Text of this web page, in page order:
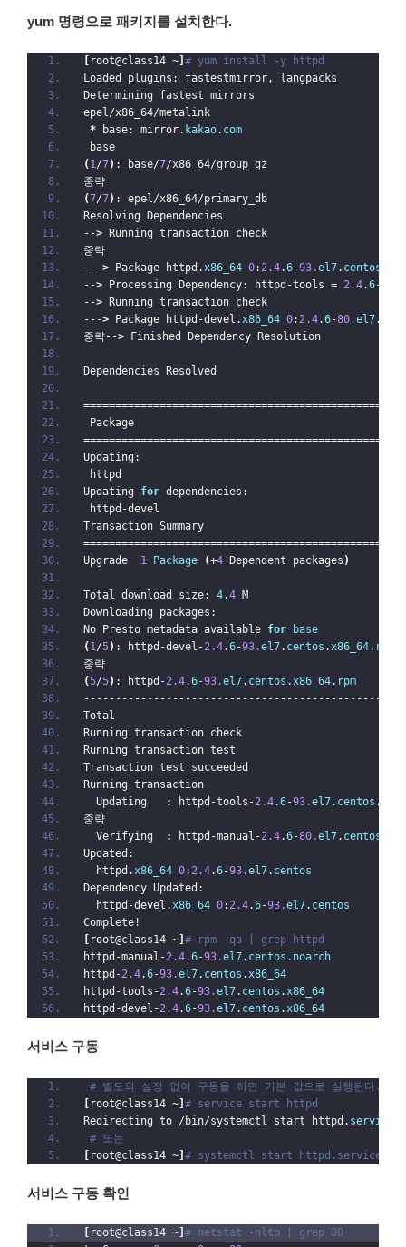
yum 명령으로 패키지를 설치한다.
root@class14 ~ # yum install -y httpd
Loaded plugins: fastestmirror, langpacks
Determining fastest mirrors
epel/
* base: mirror. kakao. com
( 1/7) : base/7/
중략
(7/7) : epel/
Resolving Dependencies
--> Running transaction check
중략
---> Package httpd.x86_64 0: 2.4.6-93.el7. centos
--> Processing Dependency: httpd-tools = 2.4.6-
--> Running transaction check
---> Package httpd-devel.x86_64 0: 2.4.6-80.el7.
중략--> Finished Dependency Resolution
Dependencies Resolved
Package
Updating:
httpd
Updating for dependencies:
httpd-devel
Transaction Summary
Upgrade 1 Package (+4 Dependent packages )
Total download size: 4.4 M
Downloading packages:
No Presto metadata available for
base
( 1/5) : httpd-devel-2.4.6-93.el7. centos .x86_64. rpm
중략
(5/5) : httpd-2.4.6-93.el7. centos .x86_64. rpm
Running transaction check
Running transaction test
Transaction test succeeded
Running transaction
  Updating
: httpd-tools-2.4.6-93.el7. centos .
중략
  Verifying
: httpd-manual-2.4.6-80.el7. centos
Updated:
  httpd.
x86_64 0: 2.4.6-93.el7. centos
Dependency Updated:
  httpd-devel.
x86_64 0: 2.4.6-93.el7. centos
Complete!
root@class14 ~ # rpm -qa | grep httpd
httpd-manual-2.4.6-93.el7. centos . noarch
httpd-2.4.6-93.el7. centos .x86_64
httpd-tools-2.4.6-93.el7. centos .x86_64
httpd-devel-2.4.6-93.el7. centos .x86_64
서비스 구동
# 별도의 설정 없이 구동을 하면 기본 값으로 실행된다.
[ root@class14 ~] # service start httpd
Redirecting to /bin/systemctl start httpd. service
# 또는
[ root@class14 ~] # systemctl start httpd.service
서비스 구동 확인
root@class14 ~ # netstat -nltp | grep 80